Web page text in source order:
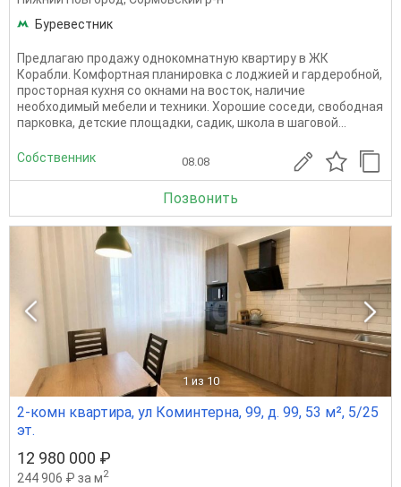
Буревестник
Предлагаю продажу однокомнатную квартиру в ЖК
Корабли. Комфортная планировка с лоджией и гардеробной,
просторная кухня со окнами на восток, наличие
необходимый мебели и техники. Хорошие соседи, свободная
парковка, детские площадки, садик, школа в шаговой...
Собственник 08.08
Позвонить
1 из 10
2-комн квартира, ул Коминтерна, 99, д. 99, 53 м², 5/25
эт.
12 980 000 ₽
244 906 ₽ за м2